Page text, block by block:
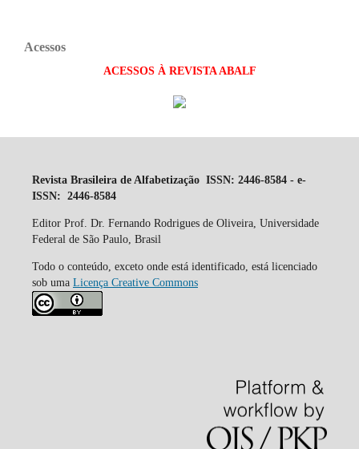
Acessos
ACESSOS À REVISTA ABALF
Revista Brasileira de Alfabetização ISSN: 2446-8584 - e-
ISSN: 2446-8584
Editor Prof. Dr. Fernando Rodrigues de Oliveira, Universidade
Federal de São Paulo, Brasil
Todo o conteúdo, exceto onde está identificado, está licenciado
sob uma Licença Creative Commons